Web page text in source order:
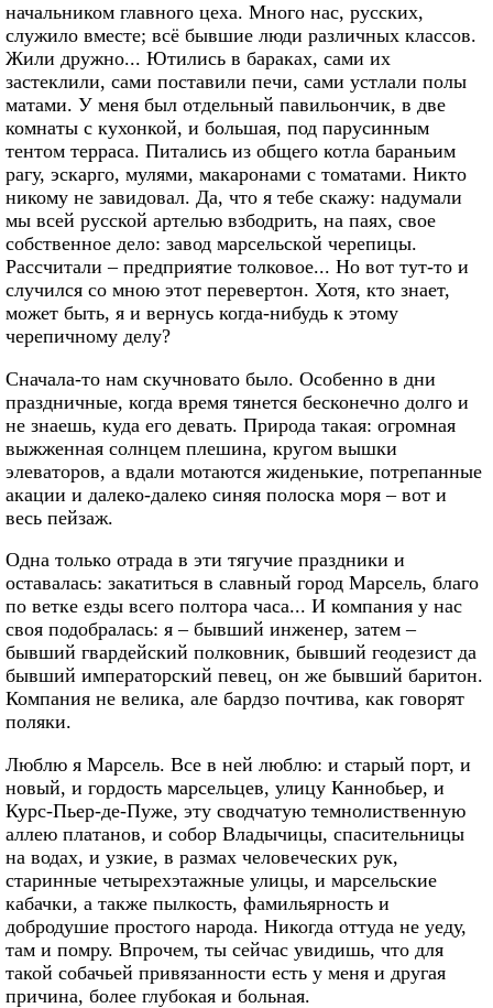
начальником главного цеха. Много нас, русских,
служило вместе; всё бывшие люди различных классов.
Жили дружно... Ютились в бараках, сами их
застеклили, сами поставили печи, сами устлали полы
матами. У меня был отдельный павильончик, в две
комнаты с кухонкой, и большая, под парусинным
тентом терраса. Питались из общего котла бараньим
рагу, эскарго, мулями, макаронами с томатами. Никто
никому не завидовал. Да, что я тебе скажу: надумали
мы всей русской артелью взбодрить, на паях, свое
собственное дело: завод марсельской черепицы.
Рассчитали – предприятие толковое... Но вот тут-то и
случился со мною этот перевертон. Хотя, кто знает,
может быть, я и вернусь когда-нибудь к этому
черепичному делу?
Сначала-то нам скучновато было. Особенно в дни
праздничные, когда время тянется бесконечно долго и
не знаешь, куда его девать. Природа такая: огромная
выжженная солнцем плешина, кругом вышки
элеваторов, а вдали мотаются жиденькие, потрепанные
акации и далеко-далеко синяя полоска моря – вот и
весь пейзаж.
Одна только отрада в эти тягучие праздники и
оставалась: закатиться в славный город Марсель, благо
по ветке езды всего полтора часа... И компания у нас
своя подобралась: я – бывший инженер, затем –
бывший гвардейский полковник, бывший геодезист да
бывший императорский певец, он же бывший баритон.
Компания не велика, але бардзо почтива, как говорят
поляки.
Люблю я Марсель. Все в ней люблю: и старый порт, и
новый, и гордость марсельцев, улицу Каннобьер, и
Курс-Пьер-де-Пуже, эту сводчатую темнолиственную
аллею платанов, и собор Владычицы, спасительницы
на водах, и узкие, в размах человеческих рук,
старинные четырехэтажные улицы, и марсельские
кабачки, а также пылкость, фамильярность и
добродушие простого народа. Никогда оттуда не уеду,
там и помру. Впрочем, ты сейчас увидишь, что для
такой собачьей привязанности есть у меня и другая
причина, более глубокая и больная.